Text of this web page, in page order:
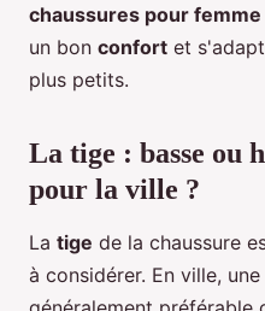
chaussures pour femme
un bon confort et
plus petits.
La tige : basse ou
pour la ville ?
La tige de la chaussure
à considérer. En ville, une